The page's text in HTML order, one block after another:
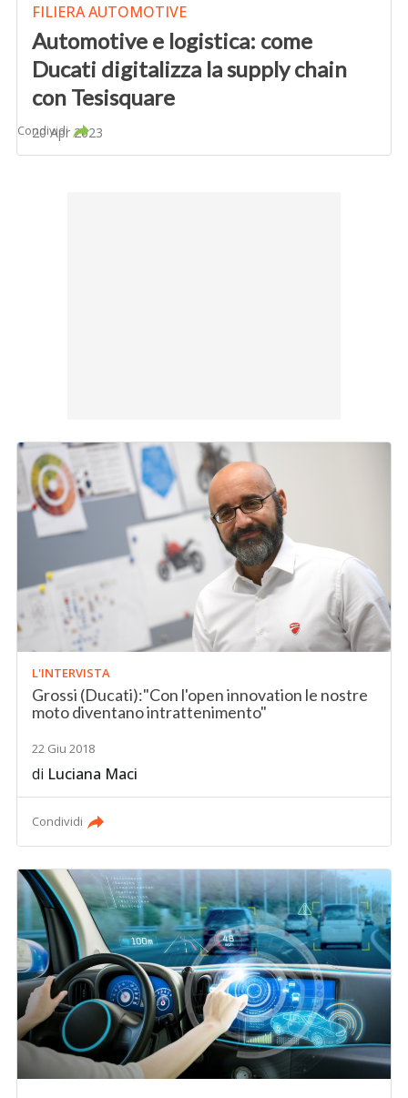
FILIERA AUTOMOTIVE
Automotive e logistica: come
Ducati digitalizza la supply chain
con Tesisquare
20 Apr 2023
Condividi
L'INTERVISTA
Grossi (Ducati):"Con l'open innovation le nostre
moto diventano intrattenimento"
22 Giu 2018
di Luciana Maci
Condividi